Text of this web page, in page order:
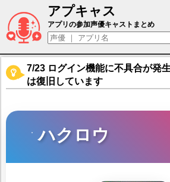
アプキャス
ハクロウ（声優：石川
アプリの参加声優キャストまとめ
7/23 ログイン機能に不具合が発
は復旧しています
ハクロウ